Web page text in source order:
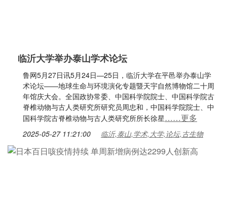
临沂大学举办泰山学术论坛
鲁网5月27日讯5月24日—25日，临沂大学在平邑举办泰山学
术论坛——地球生命与环境演化专题暨天宇自然博物馆二十周
年馆庆大会。全国政协常委、中国科学院院士、中国科学院古
脊椎动物与古人类研究所研究员周忠和，中国科学院院士、中
国科学院古脊椎动物与古人类研究所所长徐星……更多
2025-05-27 11:21:00 临沂,泰山,学术,大学,论坛,古生物